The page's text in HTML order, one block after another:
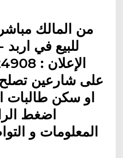
من المالك
للبيع في
على شارعين
او سكن طالبات
اضغط
المعلومات و